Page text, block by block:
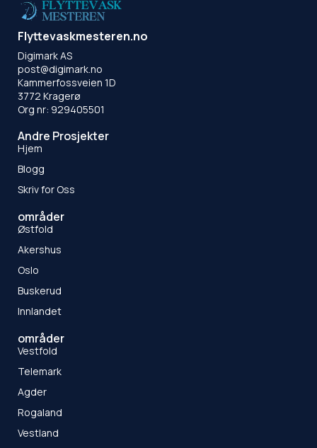
Flyttevaskmesteren.no
Digimark AS
post@digimark.no
Kammerfossveien 1D
3772 Kragerø
Org nr: 929405501
Andre Prosjekter
Hjem
Blogg
Skriv for Oss
områder
Østfold
Akershus
Oslo
Buskerud
Innlandet
områder
Vestfold
Telemark
Agder
Rogaland
Vestland